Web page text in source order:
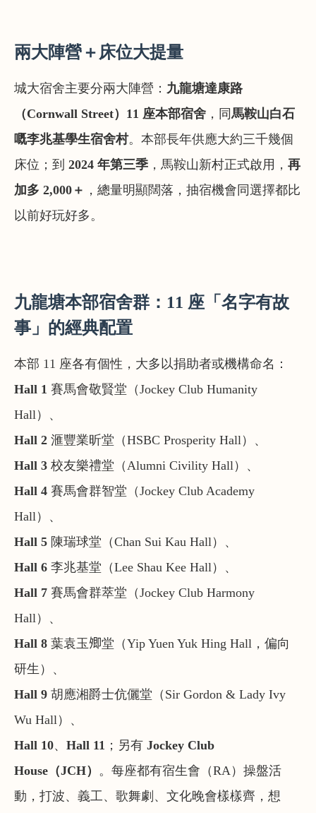
兩大陣營＋床位大提量
城大宿舍主要分兩大陣營： 九龍塘達康路
（Cornwall Street）11 座本部宿舍 ，同馬鞍山白石
嘅李兆基學生宿舍村。本部長年供應大約三千幾個
床位；到 2024 年第三季 ，馬鞍山新村正式啟用， 再
加多 2,000＋ ，總量明顯闊落，抽宿機會同選擇都比
以前好玩好多。
九龍塘本部宿舍群：11 座「名字有故
事」的經典配置
本部 11 座各有個性，大多以捐助者或機構命名：
Hall 1 賽馬會敬賢堂（Jockey Club Humanity
Hall）、
Hall 2 滙豐業昕堂（HSBC Prosperity Hall）、
Hall 3 校友樂禮堂（Alumni Civility Hall）、
Hall 4 賽馬會群智堂（Jockey Club Academy
Hall）、
Hall 5 陳瑞球堂（Chan Sui Kau Hall）、
Hall 6 李兆基堂（Lee Shau Kee Hall）、
Hall 7 賽馬會群萃堂（Jockey Club Harmony
Hall）、
Hall 8 葉袁玉𡖖堂（Yip Yuen Yuk Hing Hall，偏向
研生）、
Hall 9 胡應湘爵士伉儷堂（Sir Gordon & Lady Ivy
Wu Hall）、
Hall 10、 Hall 11 ；另有 Jockey Club
House（JCH） 。每座都有宿生會（RA）操盤活
動，打波、義工、歌舞劇、文化晚會樣樣齊，想